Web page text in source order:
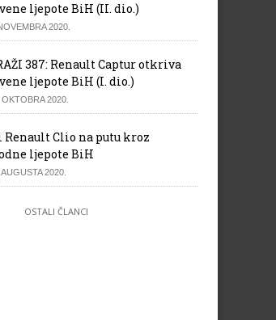
ljepote BiH (II. dio.)
2020.
387: Renault Captur otkriva
ljepote BiH (I. dio.)
2020.
Renault Clio na putu kroz
ljepote BiH
2020.
OSTALI ČLANCI